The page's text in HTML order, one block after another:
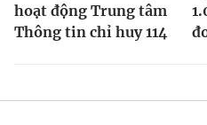
hoạt động Trung tâm
Thông tin chỉ huy 114